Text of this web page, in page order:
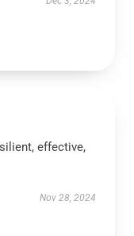
effective,
Nov 28, 2024